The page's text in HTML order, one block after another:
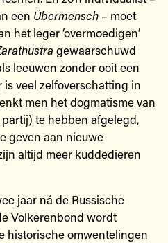
een Übermensch– moet
het leger ‘overmoedigen’
gewaarschuwd
leeuwen zonder ooit een
is veel zelfoverschatting in
men het dogmatisme van
te hebben afgelegd,
geven aan nieuwe
altijd meer kuddedieren
jaar ná de Russische
Volkerenbond wordt
historische omwentelingen